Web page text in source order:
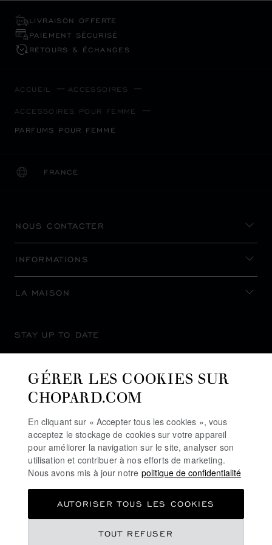
LIVRAISON OFFERTE
PAIEMENT SÉCURISÉ
RETOURS & ÉCHANGES
ACCUEIL ACCESSOIRES
ACCESSOIRES POUR FEMME
PARFUMS POUR FEMME
FRANCE
LOCALISATION (CHANGER DE PAYS)
CHANGER DE PAYS
NOUS CONTACTER
INFORMATIONS
LA MAISON
STAY UP TO DATE
POLITIQUE DE CONFIDENTIALITÉ
CONDITIONS D'UTILISATION DU SITE
GÉRER LES COOKIES SUR
CHOPARD.COM
En cliquant sur « Accepter tous les cookies », vous
acceptez le stockage de cookies sur votre appareil
pour améliorer la navigation sur le site, analyser son
utilisation et contribuer à nos efforts de marketing.
Nous avons mis à jour notre politique de confidentialité
TOUT REFUSER
AUTORISER TOUS LES COOKIES